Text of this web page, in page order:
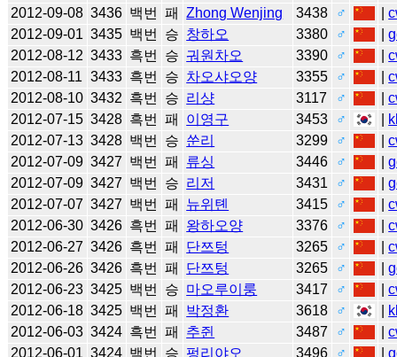
2012-09-08 3436 백번 패 Zhong Wenjing 3438 ♂ |
2012-09-01 3435 백번 승 창하오 3380 ♂ |
2012-08-12 3433 흑번 승 궈원차오 3390 ♂ |
2012-08-11 3433 흑번 승 차오샤오양 3355 ♂ |
2012-08-10 3432 흑번 승 리샹 3117 ♂ |
2012-07-15 3428 흑번 패 이영구 3453 ♂
2012-07-13 3428 백번 승 쑨리 3299 ♂ |
2012-07-09 3427 백번 패 류싱 3446 ♂ |
2012-07-09 3427 백번 승 리저 3431 ♂ |
2012-07-07 3427 백번 패 뉴위톈 3415 ♂ |
2012-06-30 3426 흑번 패 왕하오양 3376 ♂ |
2012-06-27 3426 흑번 패 단쯔텅 3265 ♂ |
2012-06-26 3426 흑번 패 단쯔텅 3265 ♂ |
2012-06-23 3425 백번 승 마오루이룽 3417 ♂ |
2012-06-18 3425 백번 패 박정환 3618 ♂
2012-06-03 3424 흑번 패 추쥔 3487 ♂ |
2012-06-01 3424 백번 승 펑리야오 3496 ♂ |